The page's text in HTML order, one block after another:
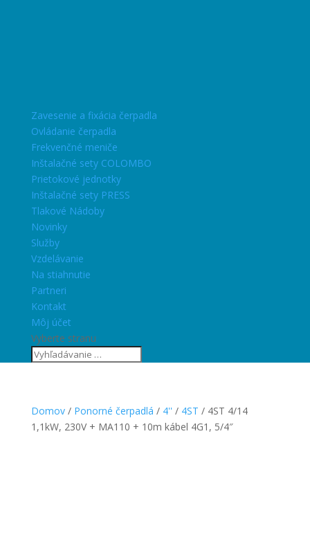
Zavesenie a fixácia čerpadla
Ovládanie čerpadla
Frekvenčné meniče
Inštalačné sety COLOMBO
Prietokové jednotky
Inštalačné sety PRESS
Tlakové Nádoby
Novinky
Služby
Vzdelávanie
Na stiahnutie
Partneri
Kontakt
Môj účet
Vyberte stranu
Domov/ Ponorné čerpadlá / 4'' / 4ST / 4ST 4/14
1,1kW, 230V + MA110 + 10m kábel 4G1, 5/4″